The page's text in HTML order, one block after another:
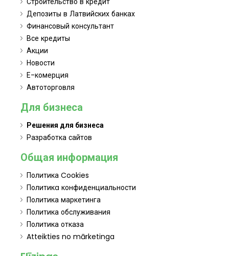
Депозиты в Латвийских банках
Финансовый консультант
Все кредиты
Акции
Новости
Е-комерция
Автоторговля
Для бизнеса
Решения для бизнеса
Разработка сайтов
Общая информация
Политика Cookies
Политикa конфиденциальности
Политика маркетинга
Политика обслуживания
Политика отказа
Atteikties no mārketinga